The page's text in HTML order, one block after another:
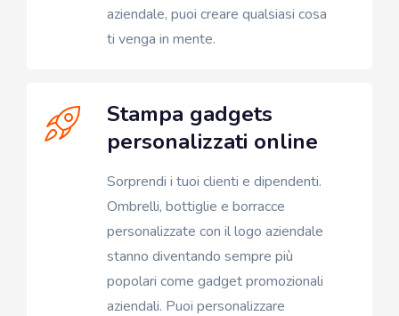
aziendale, puoi creare qualsiasi cosa
ti venga in mente.
Stampa gadgets
personalizzati online
Sorprendi i tuoi clienti e dipendenti.
Ombrelli, bottiglie e borracce
personalizzate con il logo aziendale
stanno diventando sempre più
popolari come gadget promozionali
aziendali. Puoi personalizzare